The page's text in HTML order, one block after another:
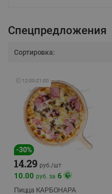
Спецпредложения
Сортировка:
🕘 12:00-21:00
-30%
14.29 руб./шт
10.00 руб. за 6
Пицца КАРБОНАРА